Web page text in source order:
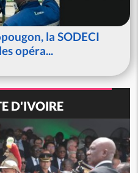
la SODECI
opéra...
D'IVOIRE